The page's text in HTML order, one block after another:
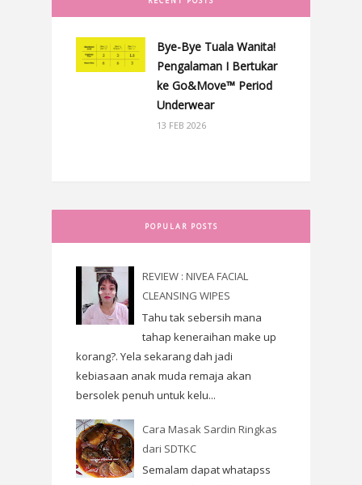
Bye-Bye Tuala Wanita!
Pengalaman I Bertukar
ke Go&Move™ Period
Underwear
13 FEB 2026
POPULAR POSTS
REVIEW : NIVEA FACIAL
CLEANSING WIPES
Tahu tak sebersih mana
tahap keneraihan make up
korang?. Yela sekarang dah jadi
kebiasaan anak muda remaja akan
bersolek penuh untuk kelu...
Cara Masak Sardin Ringkas
dari SDTKC
Semalam dapat whatapss